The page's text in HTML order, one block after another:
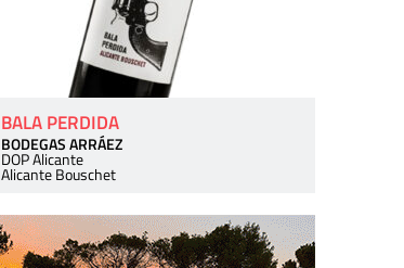
BALA PERDIDA
BODEGAS ARRÁEZ
DOP Alicante
Alicante Bouschet